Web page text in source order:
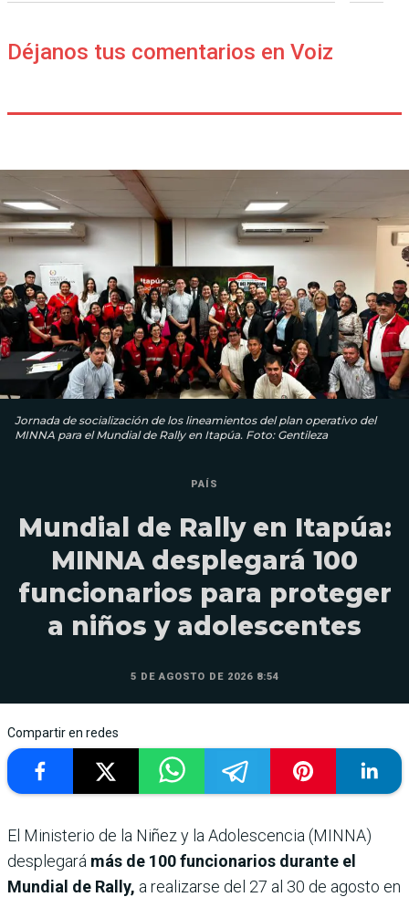
Déjanos tus comentarios en Voiz
Jornada de socialización de los lineamientos del plan operativo del
MINNA para el Mundial de Rally en Itapúa. Foto: Gentileza
PAÍS
Mundial de Rally en Itapúa:
MINNA desplegará 100
funcionarios para proteger
a niños y adolescentes
5 DE AGOSTO DE 2026 8:54
Compartir en redes
El Ministerio de la Niñez y la Adolescencia (MINNA)
desplegará más de 100 funcionarios durante el
Mundial de Rally, a realizarse del 27 al 30 de agosto en